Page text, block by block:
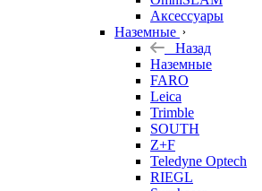
Аксессуары
Наземные
Назад
Наземные
FARO
Leica
Trimble
SOUTH
Z+F
Teledyne Optech
RIEGL